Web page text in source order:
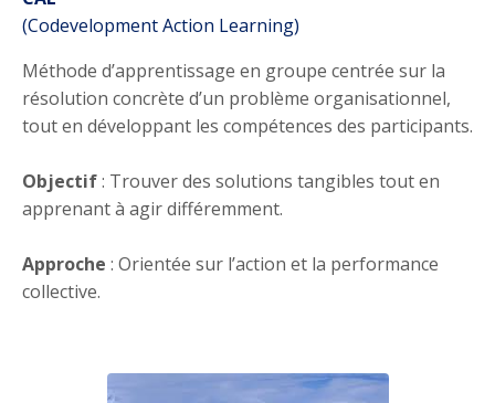
(Codevelopment Action Learning)
Méthode d’apprentissage en groupe centrée sur la
résolution concrète d’un problème organisationnel,
tout en développant les compétences des participants.
Objectif: Trouver des solutions tangibles tout en
apprenant à agir différemment.
Approche : Orientée sur l’action et la performance
collective.